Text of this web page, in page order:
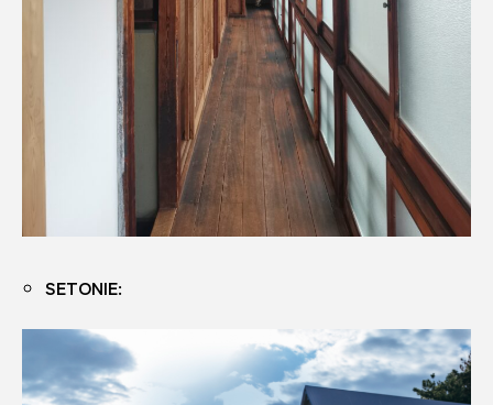
佐藤栄助 佐藤錦 佐賀県
信州 修善寺 健康
働き口の減少 元乃隅稲成神社 光岡自動車
八幡平市 公共施設 公園
六歌仙 兵庫 兵庫県 写真際
冷やし中華
初詣 剪定 加藤清正
北九州市 北広島 北海道
SETONIE: